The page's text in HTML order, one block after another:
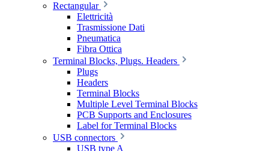
Rectangular
Elettricità
Trasmissione Dati
Pneumatica
Fibra Ottica
Terminal Blocks, Plugs. Headers
Plugs
Headers
Terminal Blocks
Multiple Level Terminal Blocks
PCB Supports and Enclosures
Label for Terminal Blocks
USB connectors
USB type A